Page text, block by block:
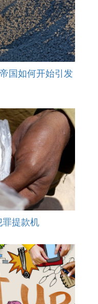
国如何开始引发
提款机